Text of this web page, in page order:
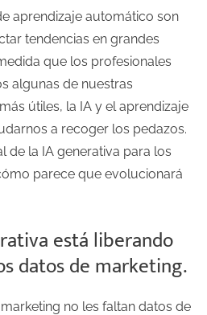
aprendizaje automático son
tendencias en grandes
que los profesionales
algunas de nuestras
útiles, la IA y el aprendizaje
a recoger los pedazos.
de la IA generativa para los
parece que evolucionará
está liberando
datos de marketing.
no les faltan datos de